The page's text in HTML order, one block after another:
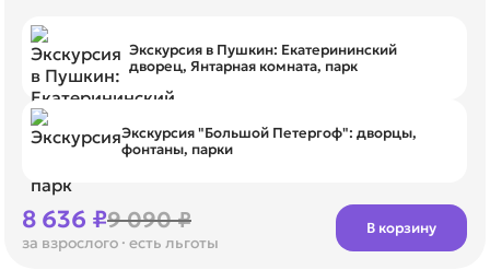
Экскурсия в Пушкин: Екатерининский
дворец, Янтарная комната, парк
Экскурсия "Большой Петергоф": дворцы,
фонтаны, парки
8 636 ₽9 090 ₽
за взрослого · есть льготы
В корзину